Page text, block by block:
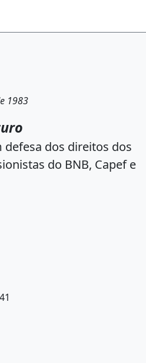
1983
defesa dos direitos dos
do BNB, Capef e